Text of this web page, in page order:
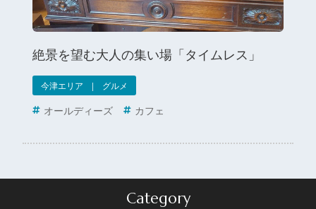
絶景を望む大人の集い場「タイムレス」
今津エリア | グルメ
オールディーズ カフェ
Category